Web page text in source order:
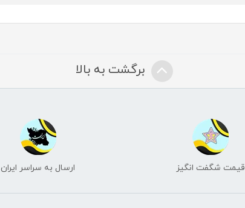
برگشت به بالا
قیمت شگفت انگیز ارسال به سراسر ایران